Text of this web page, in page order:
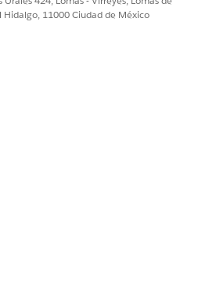
cómo podemos mejorar!
11000 Ciudad de México